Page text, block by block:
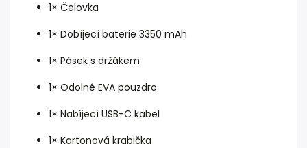
1× Čelovka
1× Dobíjecí baterie 3350 mAh
1× Pásek s držákem
1× Odolné EVA pouzdro
1× Nabíjecí USB-C kabel
1× Kartonová krabička